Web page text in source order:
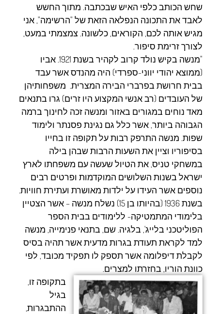
שחש הכותב כלפי האיש שבכתבה. מתוך החשש
לאבד את התכונה הנפלאה הזאת של "הרשימה", אני
מגיש אותה לכם, הקוראים, כלשונה. צמצמתי במעט,
לצורך זרימת סיפור.
"מנשה בקיש נולד קרוב לקהיר בשנת 1921. אביו
(ממוצא יהודי יווני-ספרדי) היה מהנדס אשר עבד
בבית חרושת בפרברי הבירה המצרית. משפחותיהן
של העובדים (רב אנשי המקצוע היו זרים) גרו בתנאים
מאד נוחים במגורים באזור ומנשה זכה לחינוך ברמה
הגבוהה ביותר, אשר כלל גם נגינת פסנתר ולימוד
שפות. מנשה התרפק רבות על תקופה זו בחייו
בסיפוריו וציין את השעות הרבות שבהן בילה
במשחקי טניס, את הטיול שעשה עם משפחתו לארץ
ישראל בשנות השלושים המוקדמות ופרטים רבים
נוספים אשר העידו על ילדות מאושרת ועתירת חוויות.
בשנת 1936 (בהיותו בן 15) נשלח מנשה – אשר הצטיין
בלימודי המתמטיקה- ללימודים בבית הספר
הפוליטכני בלייג', בלגיה. שם, בתנאי פנימייה, מנשה
למד לקראת תעודת בגרות מדעית אשר תהיה בסיס
לקבלת דיפלומה אשר תספק לו תפקיד מכובד, לפי
כוונת הוריו, בחזרתו למצרים.
בתקופה זו,
בגיל
ההתבגרות,